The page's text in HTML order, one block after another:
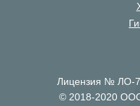
Лицензия № ЛО-
© 2018-2020